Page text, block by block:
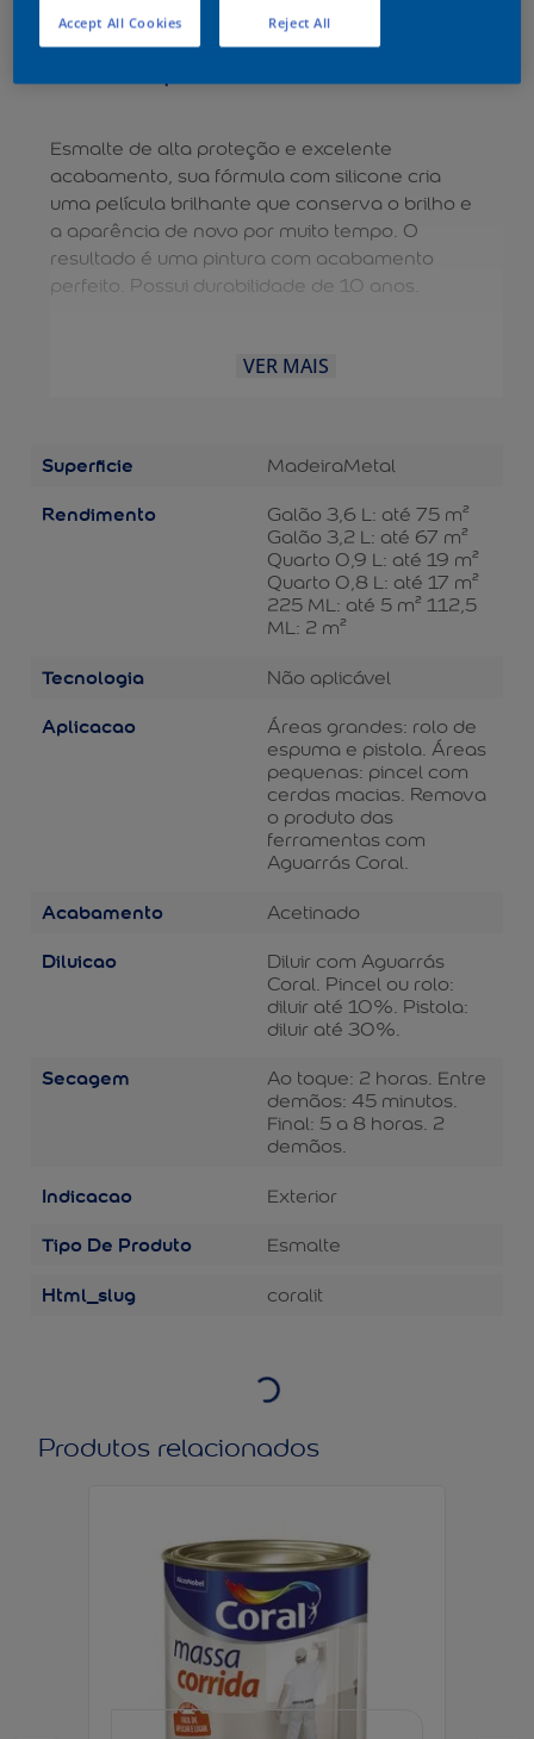
Esmalte de alta proteção e excelente
acabamento, sua fórmula com silicone cria
uma película brilhante que conserva o brilho e
a aparência de novo por muito tempo. O
resultado é uma pintura com acabamento
perfeito. Possui durabilidade de 10 anos.
VER MAIS
Superficie MadeiraMetal
Rendimento
Galão 3,6 L: até 75 m²
Galão 3,2 L: até 67 m²
Quarto 0,9 L: até 19 m²
Quarto 0,8 L: até 17 m²
225 ML: até 5 m² 112,5
ML: 2 m²
Tecnologia Não aplicável
Aplicacao
Áreas grandes: rolo de
espuma e pistola. Áreas
pequenas: pincel com
cerdas macias. Remova
o produto das
ferramentas com
Aguarrás Coral.
Acabamento Acetinado
Diluicao
Diluir com Aguarrás
Coral. Pincel ou rolo:
diluir até 10%. Pistola:
diluir até 30%.
Secagem
Ao toque: 2 horas. Entre
demãos: 45 minutos.
Final: 5 a 8 horas. 2
demãos.
Indicacao Exterior
Tipo De Produto Esmalte
Html_slug coralit
Produtos relacionados
Reject All
Accept All Cookies